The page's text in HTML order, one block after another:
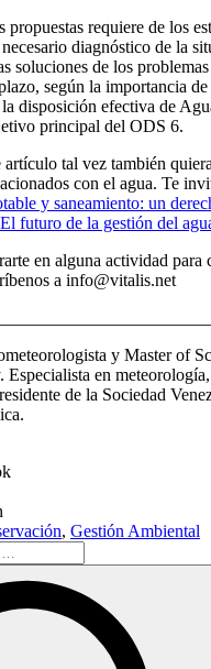
propuestas requiere de los
diagnóstico de la
soluciones de los
según la importancia de
disposición efectiva de
principal del ODS 6.
artículo tal vez también
con el agua. Te
y saneamiento: un
futuro de la gestión del
en alguna actividad para
a info@vitalis.net
y Master of
Especialista en
de la Sociedad
, Gestión Ambiental